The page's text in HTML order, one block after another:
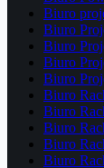
Biuro
Biuro
Biuro
Biuro
Biuro
Biuro
Biuro
Biuro
Biuro
Biuro